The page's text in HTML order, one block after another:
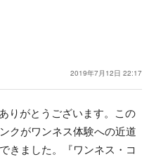
2019年7月12日 22:17
りがとうございます。この
クがワンネス体験への近道
きました。『ワンネス・コ